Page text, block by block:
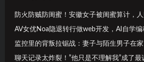
防火防贼防闺蜜！安徽女子被闺蜜算计，
AV女优Noa隐退转行做web开发，AI自学
监控里的背叛拉锯战：妻子与陌生男子在
聊天记录太炸裂！”他只是不理解我”成了最